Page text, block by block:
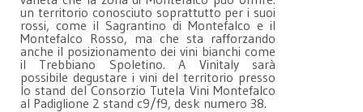
un territorio conosciuto soprattutto per i suoi
rossi, come il Sagrantino di Montefalco e il
Montefalco Rosso, ma che sta rafforzando
anche il posizionamento dei vini bianchi come
il Trebbiano Spoletino. A Vinitaly sarà
possibile degustare i vini del territorio presso
lo stand del Consorzio Tutela Vini Montefalco
al Padiglione 2 stand c9/f9, desk numero 38.